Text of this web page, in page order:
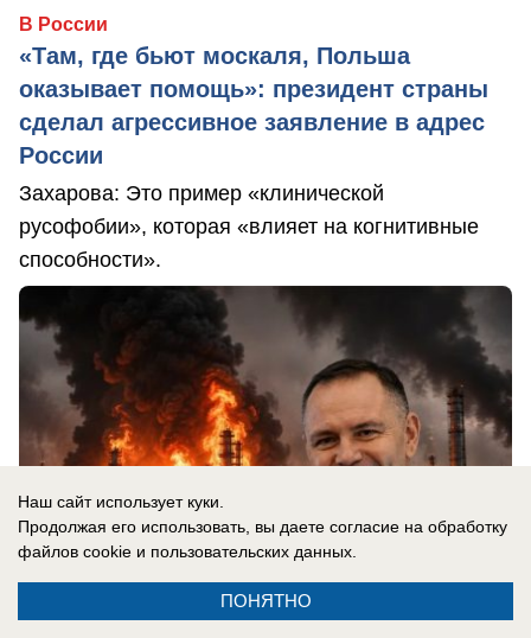
В России
«Там, где бьют москаля, Польша
оказывает помощь»: президент страны
сделал агрессивное заявление в адрес
России
Захарова: Это пример «клинической
русофобии», которая «влияет на когнитивные
способности».
Наш сайт использует куки.
Продолжая его использовать, вы даете согласие на обработку
файлов cookie и пользовательских данных.
ПОНЯТНО